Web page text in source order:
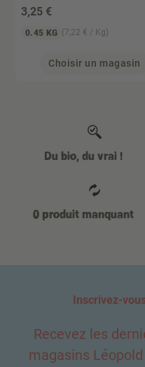
3,25 €
0.45 KG (7,22 € / Kg)
Choisir un magasin
Du bio, du vrai !
0 produit manquant
Inscrivez-
Recevez les
magasins